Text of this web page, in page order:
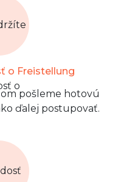
o Freistellung
pošleme hotovú
ďalej postupovať.